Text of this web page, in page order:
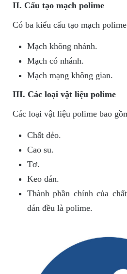
II. Cấu tạo mạch polime
Có ba kiểu cấu tạo mạch
Mạch không nhánh.
Mạch có nhánh.
Mạch mạng không gian.
III. Các loại vật liệu polime
Các loại vật liệu polime bao
Chất dẻo.
Cao su.
Tơ.
Keo dán.
Thành phần chính của
dán đều là polime.